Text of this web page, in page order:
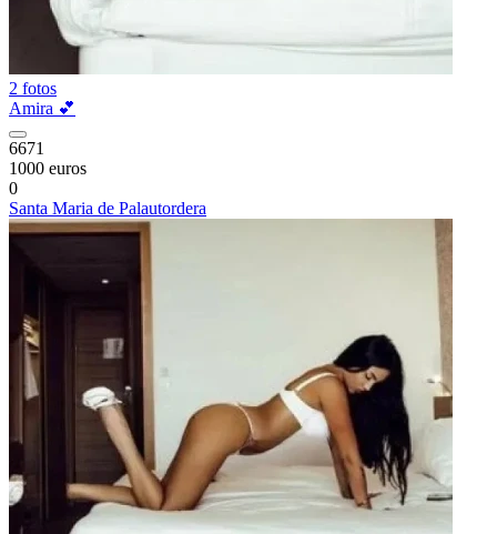
2 fotos
Amira 💕
6671
1000 euros
0
Santa Maria de Palautordera